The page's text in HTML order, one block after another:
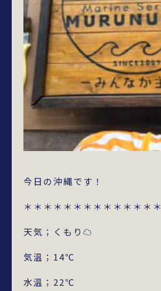
今日の沖縄です！
＊＊＊＊＊＊＊＊＊＊＊＊＊＊
天気；くもり☁
気温；14℃
水温；22℃